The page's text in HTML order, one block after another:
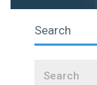
Search